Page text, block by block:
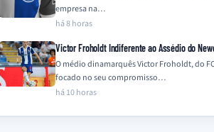
empresa na…
há 8 horas
Victor Froholdt Indiferente ao Assédio do
O médio dinamarquês Victor Froholdt, do
focado no seu compromisso…
há 10 horas